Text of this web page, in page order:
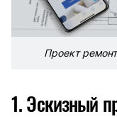
Проект
1. Эскизный